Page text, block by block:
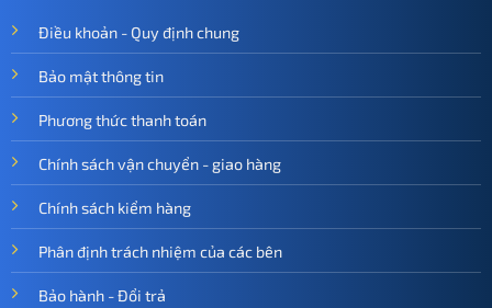
Điều khoản - Quy định chung
Bảo mật thông tin
Phương thức thanh toán
Chính sách vận chuyển - giao hàng
Chính sách kiểm hàng
Phân định trách nhiệm của các bên
Bảo hành - Đổi trả